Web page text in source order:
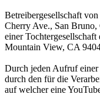
Betreibergesellschaft
Cherry Ave., San
einer
Mountain View, CA
Durch jeden Aufruf einer
durch den für die
auf welcher eine